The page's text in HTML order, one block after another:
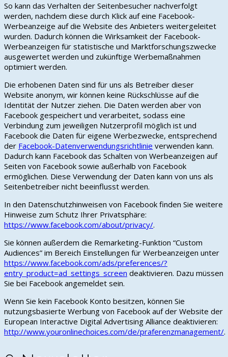
So kann das Verhalten der Seitenbesucher nachverfolgt
werden, nachdem diese durch Klick auf eine Facebook-
Werbeanzeige auf die Website des Anbieters weitergeleitet
wurden. Dadurch können die Wirksamkeit der Facebook-
Werbeanzeigen für statistische und Marktforschungszwecke
ausgewertet werden und zukünftige Werbemaßnahmen
optimiert werden.
Die erhobenen Daten sind für uns als Betreiber dieser
Website anonym, wir können keine Rückschlüsse auf die
Identität der Nutzer ziehen. Die Daten werden aber von
Facebook gespeichert und verarbeitet, sodass eine
Verbindung zum jeweiligen Nutzerprofil möglich ist und
Facebook die Daten für eigene Werbezwecke, entsprechend
der Facebook-Datenverwendungsrichtlinie verwenden kann.
Dadurch kann Facebook das Schalten von Werbeanzeigen auf
Seiten von Facebook sowie außerhalb von Facebook
ermöglichen. Diese Verwendung der Daten kann von uns als
Seitenbetreiber nicht beeinflusst werden.
In den Datenschutzhinweisen von Facebook finden Sie weitere
Hinweise zum Schutz Ihrer Privatsphäre:
https://www.facebook.com/about/privacy/.
Sie können außerdem die Remarketing-Funktion “Custom
Audiences” im Bereich Einstellungen für Werbeanzeigen unter
https://www.facebook.com/ads/preferences/?
entry_product=ad_settings_screen deaktivieren. Dazu müssen
Sie bei Facebook angemeldet sein.
Wenn Sie kein Facebook Konto besitzen, können Sie
nutzungsbasierte Werbung von Facebook auf der Website der
European Interactive Digital Advertising Alliance deaktivieren:
http://www.youronlinechoices.com/de/praferenzmanagement/.